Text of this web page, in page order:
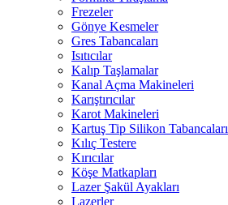
Frezeler
Gönye Kesmeler
Gres Tabancaları
Isıtıcılar
Kalıp Taşlamalar
Kanal Açma Makineleri
Karıştırıcılar
Karot Makineleri
Kartuş Tip Silikon Tabancaları
Kılıç Testere
Kırıcılar
Köşe Matkapları
Lazer Şakül Ayakları
Lazerler